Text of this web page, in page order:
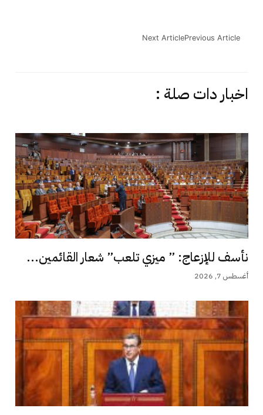
Previous Article
Next Article
اخبار دات صلة :
نأسف للإزعاج: ” ميزي تلعب” شعار القائمين...
أغسطس 7, 2026